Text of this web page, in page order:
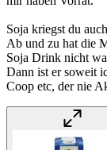
Soja kriegst du
Ab und zu hat die
Soja Drink nicht
Dann ist er soweit
Coop etc, der nie